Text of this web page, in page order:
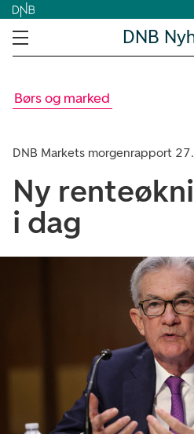
DNB
Børs og marked
DNB Markets morgenrapport
Ny
i dag